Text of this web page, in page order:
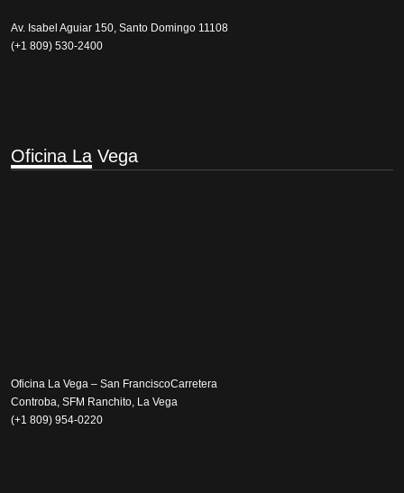
Av. Isabel Aguiar 150, Santo Domingo 11108
(+1 809) 530-2400
Oficina La Vega
Oficina La Vega – San FranciscoCarretera
Controba, SFM Ranchito, La Vega
(+1 809) 954-0220